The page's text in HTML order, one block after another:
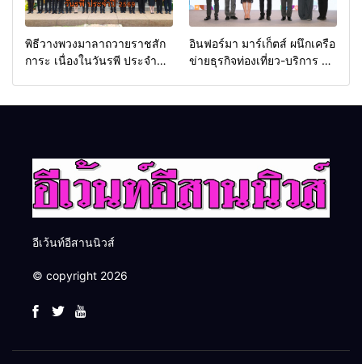
พิธีวางพวงมาลาถวายราชสัก
การะ เนื่องในวันรพี ประจำปี
อินฟอร์มา มาร์เก็ตส์ ผนึกเครือ
ข่ายธุรกิจท่องเที่ยว-บริการ จัด
อีเว้นท์อีสานนิวส์
© copyright 2026